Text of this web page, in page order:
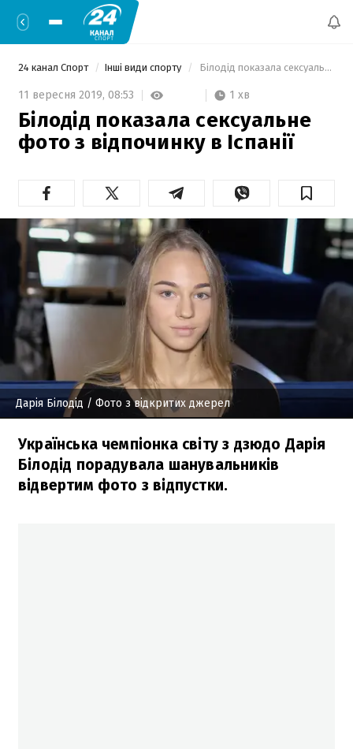
24 канал Спорт Інші види спорту Білодід показала сексуальне фото з відпочинку в Іспанії
11 вересня 2019, 08:53 1 хв
Білодід показала сексуальне
фото з відпочинку в Іспанії
Дарія Білодід / Фото з відкритих джерел
Українська чемпіонка світу з дзюдо Дарія
Білодід порадувала шанувальників
відвертим фото з відпустки.